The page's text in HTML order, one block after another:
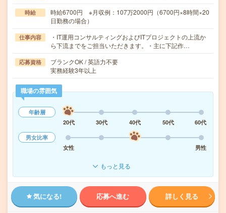
時給
時給6700円 ※月収例：107万2000円（6700円×8時間×20
日勤務の場合）
仕事内容
・IT運用コンサルティングおよびITプロジェクトの上流か
ら下流までをご担当いただきます。・主に下記作…
応募資格
ブランクOK / 英語力不要
実務経験3年以上
職場の雰囲気
年齢層
20代
30代 40代 50代
60代
男女比率
女性
男性
もっと見る
気になる! 応募へ進む 詳しく見る